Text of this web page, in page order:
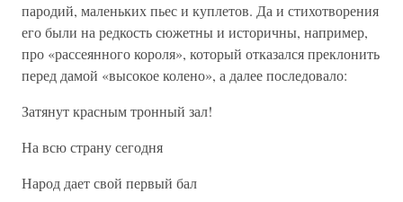
пародий, маленьких пьес и куплетов. Да и стихотворения
его были на редкость сюжетны и историчны, например,
про «рассеянного короля», который отказался преклонить
перед дамой «высокое колено», а далее последовало:
Затянут красным тронный зал!
На всю страну сегодня
Народ дает свой первый бал